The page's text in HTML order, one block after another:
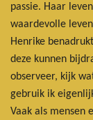
passie. Haar
waardevolle
Henrike
deze kunnen
observeer, kijk
gebruik ik
Vaak als mensen